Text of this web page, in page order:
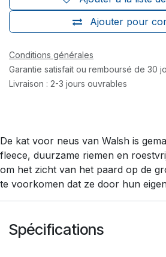
Ajouter pour
Conditions générales
Garantie satisfait ou remboursé de 30
Livraison : 2-3 jours ouvrables
De kat voor neus van Walsh is
fleece, duurzame riemen en
om het zicht van het paard op de
te voorkomen dat ze door hun
Spécifications